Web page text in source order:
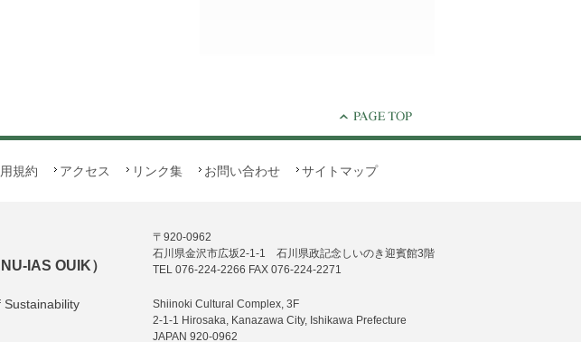
規約 アクセス リンク集 お問い合わせ サイトマップ
IAS OUIK）
Sustainability
〒920-0962
石川県金沢市広坂2-1-1 石川県政記念しいのき迎賓館3階
TEL 076-224-2266 FAX 076-224-2271
Shiinoki Cultural Complex, 3F
2-1-1 Hirosaka, Kanazawa City, Ishikawa Prefecture
JAPAN 920-0962